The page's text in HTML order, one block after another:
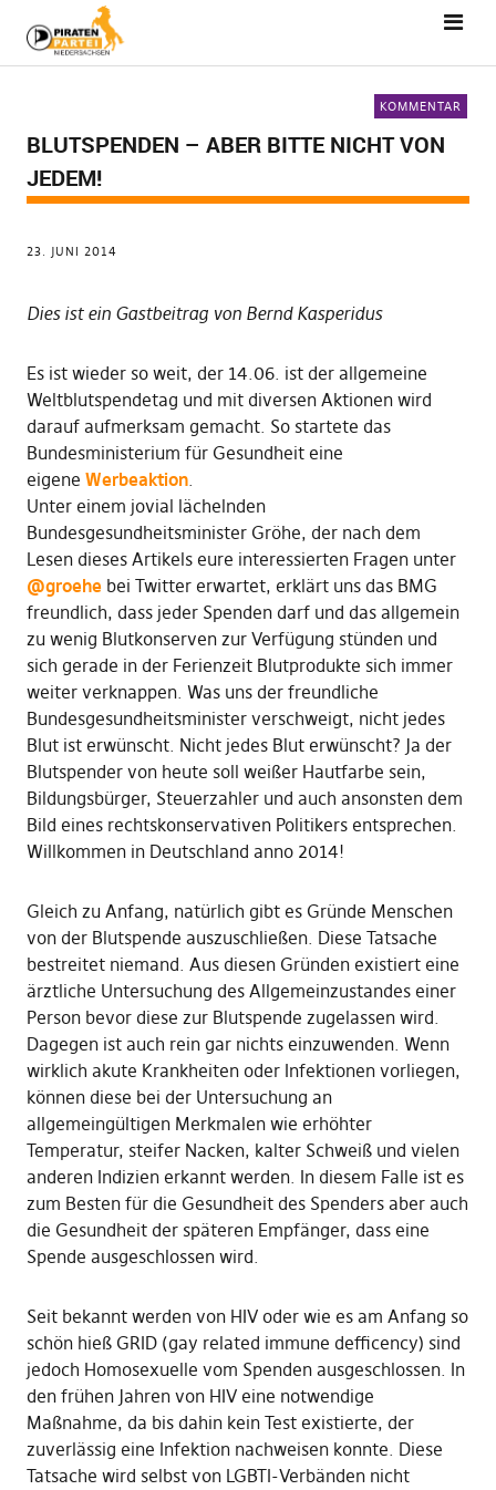
KOMMENTAR
BLUTSPENDEN – ABER BITTE NICHT VON
JEDEM!
23. JUNI 2014
Dies ist ein Gastbeitrag von Bernd Kasperidus
Es ist wieder so weit, der 14.06. ist der allgemeine
Weltblutspendetag und mit diversen Aktionen wird
darauf aufmerksam gemacht. So startete das
Bundesministerium für Gesundheit eine
eigene Werbeaktion.
Unter einem jovial lächelnden
Bundesgesundheitsminister Gröhe, der nach dem
Lesen dieses Artikels eure interessierten Fragen unter
@groehebei Twitter erwartet, erklärt uns das BMG
freundlich, dass jeder Spenden darf und das allgemein
zu wenig Blutkonserven zur Verfügung stünden und
sich gerade in der Ferienzeit Blutprodukte sich immer
weiter verknappen. Was uns der freundliche
Bundesgesundheitsminister verschweigt, nicht jedes
Blut ist erwünscht. Nicht jedes Blut erwünscht? Ja der
Blutspender von heute soll weißer Hautfarbe sein,
Bildungsbürger, Steuerzahler und auch ansonsten dem
Bild eines rechtskonservativen Politikers entsprechen.
Willkommen in Deutschland anno 2014!
Gleich zu Anfang, natürlich gibt es Gründe Menschen
von der Blutspende auszuschließen. Diese Tatsache
bestreitet niemand. Aus diesen Gründen existiert eine
ärztliche Untersuchung des Allgemeinzustandes einer
Person bevor diese zur Blutspende zugelassen wird.
Dagegen ist auch rein gar nichts einzuwenden. Wenn
wirklich akute Krankheiten oder Infektionen vorliegen,
können diese bei der Untersuchung an
allgemeingültigen Merkmalen wie erhöhter
Temperatur, steifer Nacken, kalter Schweiß und vielen
anderen Indizien erkannt werden. In diesem Falle ist es
zum Besten für die Gesundheit des Spenders aber auch
die Gesundheit der späteren Empfänger, dass eine
Spende ausgeschlossen wird.
Seit bekannt werden von HIV oder wie es am Anfang so
schön hieß GRID (gay related immune defficency) sind
jedoch Homosexuelle vom Spenden ausgeschlossen. In
den frühen Jahren von HIV eine notwendige
Maßnahme, da bis dahin kein Test existierte, der
zuverlässig eine Infektion nachweisen konnte. Diese
Tatsache wird selbst von LGBTI-Verbänden nicht